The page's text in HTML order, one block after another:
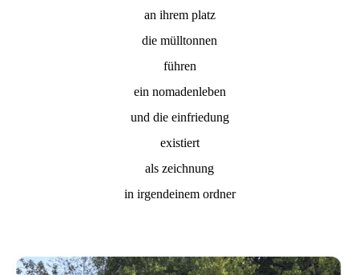
an ihrem platz
die mülltonnen
führen
ein nomadenleben
und die einfriedung
existiert
als zeichnung
in irgendeinem ordner